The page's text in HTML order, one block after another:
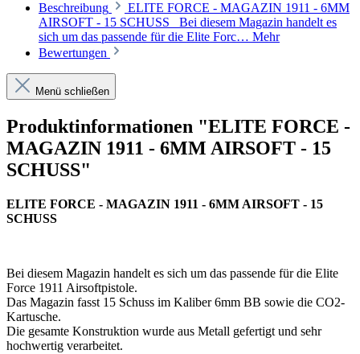
Beschreibung
ELITE FORCE - MAGAZIN 1911 - 6MM
AIRSOFT - 15 SCHUSS Bei diesem Magazin handelt es
sich um das passende für die Elite Forc… Mehr
Bewertungen
Menü schließen
Produktinformationen "ELITE FORCE -
MAGAZIN 1911 - 6MM AIRSOFT - 15
SCHUSS"
ELITE FORCE - MAGAZIN 1911 - 6MM AIRSOFT - 15
SCHUSS
Bei diesem Magazin handelt es sich um das passende für die Elite
Force 1911 Airsoftpistole.
Das Magazin fasst 15 Schuss im Kaliber 6mm BB sowie die CO2-
Kartusche.
Die gesamte Konstruktion wurde aus Metall gefertigt und sehr
hochwertig verarbeitet.